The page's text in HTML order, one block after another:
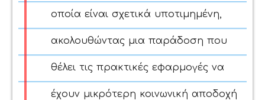
οποία είναι σχετικά υποτιμημένη,
ακολουθώντας μια παράδοση που
θέλει τις πρακτικές εφαρμογές να
έχουν μικρότερη κοινωνική αποδοχή